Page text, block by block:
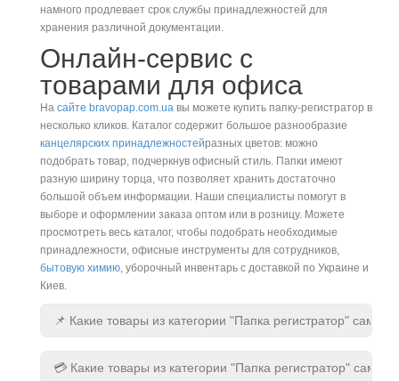
намного продлевает срок службы принадлежностей для
хранения различной документации.
Онлайн-сервис с
товарами для офиса
На сайте bravopap.com.ua вы можете купить папку-регистратор в
несколько кликов. Каталог содержит большое разнообразие
канцелярских принадлежностейразных цветов: можно
подобрать товар, подчеркнув офисный стиль. Папки имеют
разную ширину торца, что позволяет хранить достаточно
большой объем информации. Наши специалисты помогут в
выборе и оформлении заказа оптом или в розницу. Можете
просмотреть весь каталог, чтобы подобрать необходимые
принадлежности, офисные инструменты для сотрудников,
бытовую химию, уборочный инвентарь с доставкой по Украине и
Киев.
📌 Какие товары из категории "Папка регистратор"
💳 Какие товары из категории "Папка регистратор"